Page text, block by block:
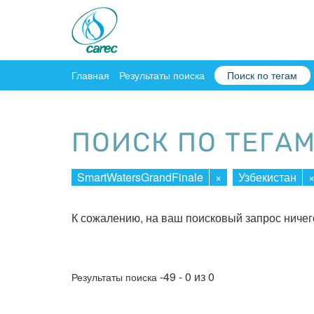
Главная Результаты поиска Поиск по тегам
ПОИСК ПО ТЕГАМ
SmartWatersGrandFinale × Узбекистан ×
К сожалению, на ваш поисковый запрос
Результаты поиска -49 - 0 из 0